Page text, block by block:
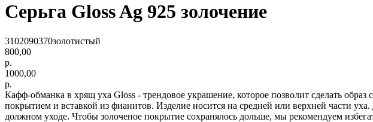
Серьга Gloss Ag 925 золочение
3102090370золотистый
800,00
р.
1000,00
р.
Кафф-обманка в хрящ уха Gloss - трендовое украшение, которое позволит сделать
покрытием и вставкой из фианитов. Изделие носится на средней или верхней части
должном уходе. Чтобы золоченое покрытие сохранялось дольше, мы рекомендуем